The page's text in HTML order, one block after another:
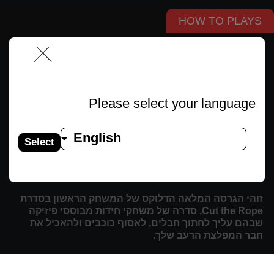
Please select your language
English
Select
HOW TO PLAYS
חתוך את החבל כדי להאכיל חתיכות ממתק גדולות ליצור
זוהי הגרסה המלאה הדלוקס של המשחק הראשון בסדרת
Cut the Rope, סדרה של משחקי חידות מבוססי פיזיקה
שבהם עליך לחתוך חבלים, לאסוף כוכבים ולהאכיל את
חבר המפלצת הרעב שלך.